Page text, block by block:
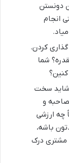
دونستن
انجام
کردن.
شما
سخت
و
چه ارزشی
باشه،
مشتری درک